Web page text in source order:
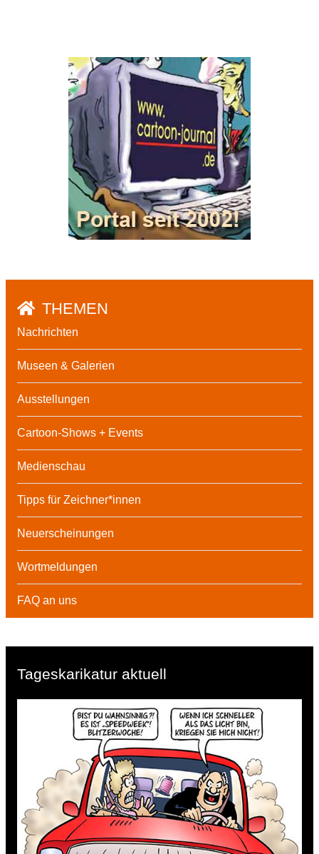
THEMEN
Nachrichten
Museen & Galerien
Ausstellungen
Cartoon-Shows + Events
Medienschau
Tipps für Zeichner*innen
Neuerscheinungen
Wortmeldungen
FAQ an uns
Tageskarikatur aktuell